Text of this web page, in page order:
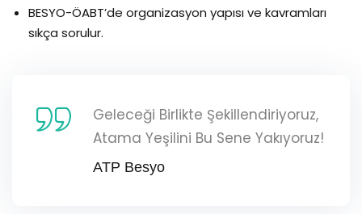
BESYO-ÖABT’de organizasyon yapısı ve kavramları
sıkça sorulur.
Geleceği Birlikte Şekillendiriyoruz,
Atama Yeşilini Bu Sene Yakıyoruz!
ATP Besyo